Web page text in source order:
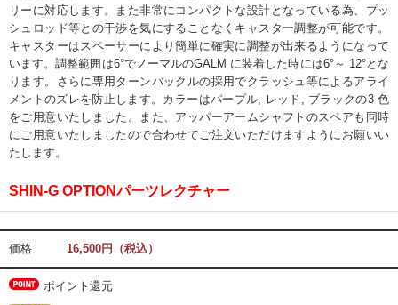
リーに対応します。また非常にコンパクトな設計となっている為、プッ
シュロッド等との干渉を気にすることなくキャスター調整が可能です。
キャスターはスペーサーにより簡単に確実に調整が出来るようになって
います。調整範囲は6°でノーマルのGALM に装着した時には6°～ 12°とな
ります。さらに専用ターンバックルの採用でクラッシュ等によるアライ
メントのズレを防止します。カラーはパープル, レッド, ブラックの3 色
をご用意いたしました。また、アッパーアームシャフトのスペアも同時
にご用意いたしましたので合わせてご注文いただけますようにお願いい
たします。
SHIN-G OPTIONパーツレクチャー
価格 16,500円（税込）
ポイント還元